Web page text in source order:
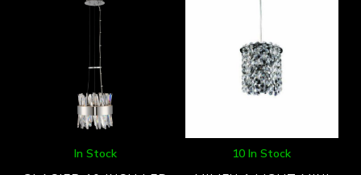
In Stock 10 In Stock